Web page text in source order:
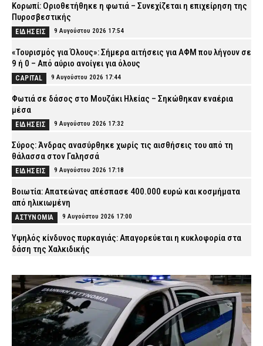
Κορωπί: Οριοθετήθηκε η φωτιά – Συνεχίζεται η επιχείρηση της
Πυροσβεστικής
ΕΙΔΗΣΕΙΣ 9 Αυγούστου 2026 17:54
«Τουρισμός για Όλους»: Σήμερα αιτήσεις για ΑΦΜ που λήγουν σε
9 ή 0 – Από αύριο ανοίγει για όλους
CAPITAL 9 Αυγούστου 2026 17:44
Φωτιά σε δάσος στο Μουζάκι Ηλείας – Σηκώθηκαν εναέρια
μέσα
ΕΙΔΗΣΕΙΣ 9 Αυγούστου 2026 17:32
Σύρος: Άνδρας ανασύρθηκε χωρίς τις αισθήσεις του από τη
θάλασσα στον Γαλησσά
ΕΙΔΗΣΕΙΣ 9 Αυγούστου 2026 17:18
Βοιωτία: Απατεώνας απέσπασε 400.000 ευρώ και κοσμήματα
από ηλικιωμένη
ΑΣΤΥΝΟΜΙΑ 9 Αυγούστου 2026 17:00
Υψηλός κίνδυνος πυρκαγιάς: Απαγορεύεται η κυκλοφορία στα
δάση της Χαλκιδικής
Φωτιά στο Κορωπί: Μήνυμα του 112 για ετοιμότητα – Ισχυρές
δυνάμεις στο σημείο
ΕΙΔΗΣΕΙΣ 9 Αυγούστου 2026 16:28
Φωτιά σε χαμηλή βλάστηση στα Παγούρια Κομοτηνής – Ισχυρή
κινητοποίηση της Πυροσβεστικής